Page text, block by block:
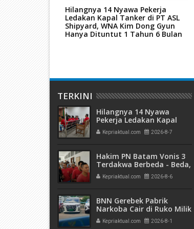
Hilangnya 14 Nyawa Pekerja
Ledakan Kapal Tanker di PT ASL
Shipyard, WNA Kim Dong Gyun
Hanya Dituntut 1 Tahun 6 Bulan
TERKINI
Hilangnya 14 Nyawa
Pekerja Ledakan Kapal
Tanker di PT ASL Shipyard,
WNA Kim Dong Gyun
Bulan
Kepriaktual.com 2026-8-7
Hakim PN Batam Vonis 3
Terdakwa Berbeda - Beda,
Fahrurazi Muazamsyah 8
Bulan, Azzah Azzurah dan
Bulan
Kepriaktual.com 2026-8-6
BNN Gerebek Pabrik
Narkoba Cair di Ruko Milik
AHr, Alphard Disita
Terdaftar Atas Nama PT
Kepriaktual.com 2026-8-1